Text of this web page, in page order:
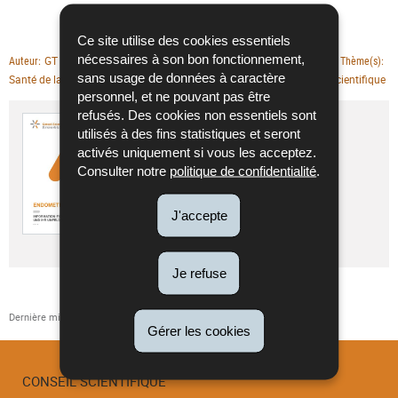
Ce site utilise des cookies essentiels
nécessaires à son bon fonctionnement,
sans usage de données à caractère
personnel, et ne pouvant pas être
refusés. Des cookies non essentiels sont
utilisés à des fins statistiques et seront
activés uniquement si vous les acceptez.
Consulter notre politique de confidentialité.
J'accepte
Je refuse
Gérer les cookies
Auteur GT Santé de la femme Type de publication Documentations Thème(s)
Santé de la femme Date de parution 22/04/2026 Editeur Conseil scientifique
Endometriose - Information für
Patientinnen und ihr Umfeld (2026)
Langue : Allemand
Télécharger
Dernière mise à jour 30/04/2026
CONSEIL SCIENTIFIQUE